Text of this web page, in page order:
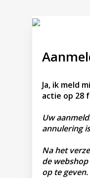
Ja, ik meld
actie op 28
Uw
annulering
Na het
de
op te geven.